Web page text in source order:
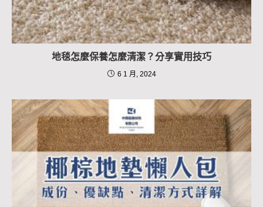
地毯怎麼保養怎麼清潔？分享實用技巧
6 1 月, 2024